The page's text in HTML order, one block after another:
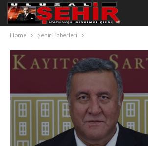
Home Şehir Haberleri